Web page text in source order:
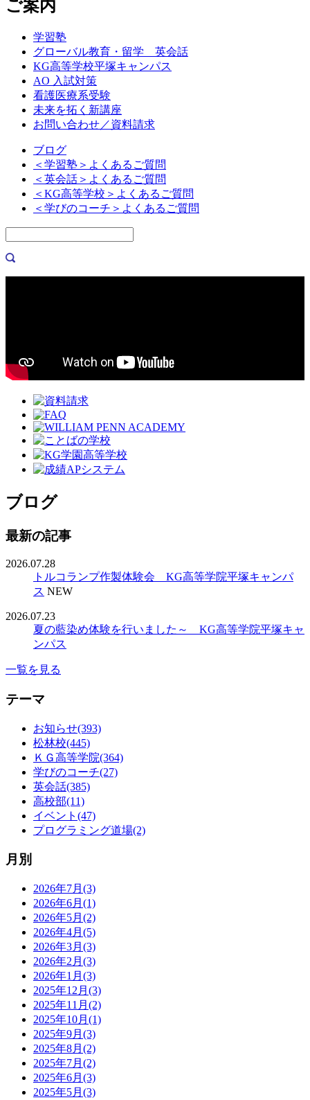
ご案内
学習塾
グローバル教育・留学 英会話
KG高等学校平塚キャンパス
AO 入試対策
看護医療系受験
未来を拓く新講座
お問い合わせ／資料請求
ブログ
＜学習塾＞よくあるご質問
＜英会話＞よくあるご質問
＜KG高等学校＞よくあるご質問
＜学びのコーチ＞よくあるご質問
ブログ
最新の記事
2026.07.28
トルコランプ作製体験会 KG高等学院平塚キャンパ
ス NEW
2026.07.23
夏の藍染め体験を行いました～ KG高等学院平塚キャ
ンパス
一覧を見る
テーマ
お知らせ(393)
松林校(445)
ＫＧ高等学院(364)
学びのコーチ(27)
英会話(385)
高校部(11)
イベント(47)
プログラミング道場(2)
月別
2026年7月(3)
2026年6月(1)
2026年5月(2)
2026年4月(5)
2026年3月(3)
2026年2月(3)
2026年1月(3)
2025年12月(3)
2025年11月(2)
2025年10月(1)
2025年9月(3)
2025年8月(2)
2025年7月(2)
2025年6月(3)
2025年5月(3)